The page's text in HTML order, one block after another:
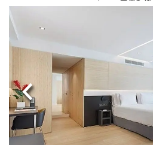
上一頁